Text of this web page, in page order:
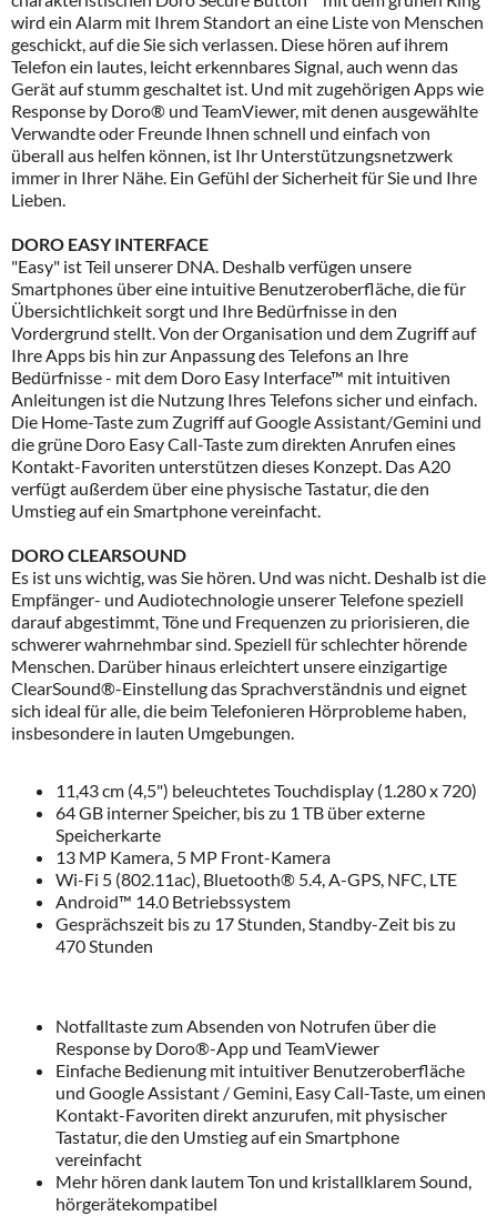
wird ein Alarm mit Ihrem Standort an eine Liste von Menschen
geschickt, auf die Sie sich verlassen. Diese hören auf ihrem
Telefon ein lautes, leicht erkennbares Signal, auch wenn das
Gerät auf stumm geschaltet ist. Und mit zugehörigen Apps wie
Response by Doro® und TeamViewer, mit denen ausgewählte
Verwandte oder Freunde Ihnen schnell und einfach von
überall aus helfen können, ist Ihr Unterstützungsnetzwerk
immer in Ihrer Nähe. Ein Gefühl der Sicherheit für Sie und Ihre
Lieben.
DORO EASY INTERFACE
"Easy" ist Teil unserer DNA. Deshalb verfügen unsere
Smartphones über eine intuitive Benutzeroberfläche, die für
Übersichtlichkeit sorgt und Ihre Bedürfnisse in den
Vordergrund stellt. Von der Organisation und dem Zugriff auf
Ihre Apps bis hin zur Anpassung des Telefons an Ihre
Bedürfnisse - mit dem Doro Easy Interface™ mit intuitiven
Anleitungen ist die Nutzung Ihres Telefons sicher und einfach.
Die Home-Taste zum Zugriff auf Google Assistant/Gemini und
die grüne Doro Easy Call-Taste zum direkten Anrufen eines
Kontakt-Favoriten unterstützen dieses Konzept. Das A20
verfügt außerdem über eine physische Tastatur, die den
Umstieg auf ein Smartphone vereinfacht.
DORO CLEARSOUND
Es ist uns wichtig, was Sie hören. Und was nicht. Deshalb ist die
Empfänger- und Audiotechnologie unserer Telefone speziell
darauf abgestimmt, Töne und Frequenzen zu priorisieren, die
schwerer wahrnehmbar sind. Speziell für schlechter hörende
Menschen. Darüber hinaus erleichtert unsere einzigartige
ClearSound®-Einstellung das Sprachverständnis und eignet
sich ideal für alle, die beim Telefonieren Hörprobleme haben,
insbesondere in lauten Umgebungen.
11,43 cm (4,5") beleuchtetes Touchdisplay (1.280 x 720)
64 GB interner Speicher, bis zu 1 TB über externe
Speicherkarte
13 MP Kamera, 5 MP Front-Kamera
Wi-Fi 5 (802.11ac), Bluetooth® 5.4, A-GPS, NFC, LTE
Android™ 14.0 Betriebssystem
Gesprächszeit bis zu 17 Stunden, Standby-Zeit bis zu
470 Stunden
Notfalltaste zum Absenden von Notrufen über die
Response by Doro®-App und TeamViewer
Einfache Bedienung mit intuitiver Benutzeroberfläche
und Google Assistant / Gemini, Easy Call-Taste, um einen
Kontakt-Favoriten direkt anzurufen, mit physischer
Tastatur, die den Umstieg auf ein Smartphone
vereinfacht
Mehr hören dank lautem Ton und kristallklarem Sound,
hörgerätekompatibel